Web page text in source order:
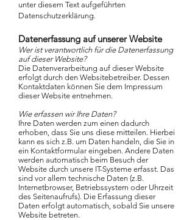
unter diesem Text aufgeführten
Datenschutzerklärung.
Datenerfassung auf unserer Website
Wer ist verantwortlich für die Datenerfassung
auf dieser Website?
Die Datenverarbeitung auf dieser Website
erfolgt durch den Websitebetreiber. Dessen
Kontaktdaten können Sie dem Impressum
dieser Website entnehmen.
Wie erfassen wir Ihre Daten?
Ihre Daten werden zum einen dadurch
erhoben, dass Sie uns diese mitteilen. Hierbei
kann es sich z.B. um Daten handeln, die Sie in
ein Kontaktformular eingeben. Andere Daten
werden automatisch beim Besuch der
Website durch unsere IT-Systeme erfasst. Das
sind vor allem technische Daten (z.B.
Internetbrowser, Betriebssystem oder Uhrzeit
des Seitenaufrufs). Die Erfassung dieser
Daten erfolgt automatisch, sobald Sie unsere
Website betreten.